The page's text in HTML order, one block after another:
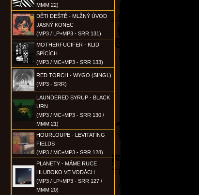
MMM 22)
DĚTI DEŠTĚ - MLŽNÝ ÚVOD
JASNÝ KONEC
(MP3 / LP+MP3 - SRR 131)
MOTHERFUCIFER - KLID
SPÍCÍCH
(MP3 / MC+MP3 - SRR 133)
RED TORCH - WYGO (SINGL)
(MP3 - SRR)
LAUNDERED SYRUP - BLACK
URN
(MP3 / MC+MP3 - SRR 130 /
MMM 21)
HOURLOUPE - LEVITATING
FIELDS
(MP3 / MC+MP3 - SRR 128)
PLANETY - MÁME RUCE
HLUBOKO VE VODÁCH
(MP3 / LP+MP3 - SRR 127 /
MMM 20)